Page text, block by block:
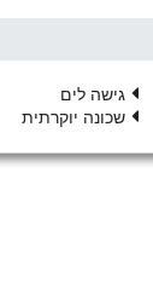
גישה לים
שכונה יוקרתית